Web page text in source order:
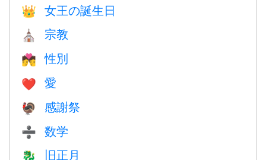
👑 女王の誕生日
⛪️ 宗教
💏 性別
❤️️ 愛
🦃 感謝祭
➗ 数学
🐉 旧正月